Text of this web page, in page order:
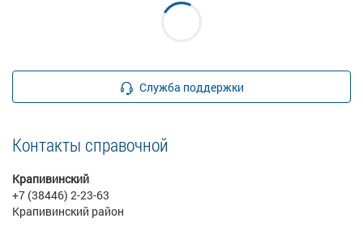
Служба поддержки
Контакты справочной
Крапивинский
+7 (38446) 2-23-63
Крапивинский район